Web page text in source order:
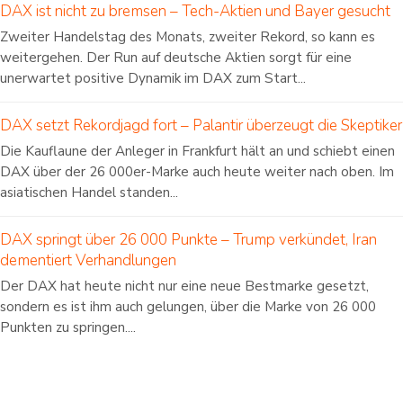
DAX ist nicht zu bremsen – Tech-Aktien und Bayer gesucht
Zweiter Handelstag des Monats, zweiter Rekord, so kann es
weitergehen. Der Run auf deutsche Aktien sorgt für eine
unerwartet positive Dynamik im DAX zum Start...
DAX setzt Rekordjagd fort – Palantir überzeugt die Skeptiker
Die Kauflaune der Anleger in Frankfurt hält an und schiebt einen
DAX über der 26 000er-Marke auch heute weiter nach oben. Im
asiatischen Handel standen...
DAX springt über 26 000 Punkte – Trump verkündet, Iran
dementiert Verhandlungen
Der DAX hat heute nicht nur eine neue Bestmarke gesetzt,
sondern es ist ihm auch gelungen, über die Marke von 26 000
Punkten zu springen....